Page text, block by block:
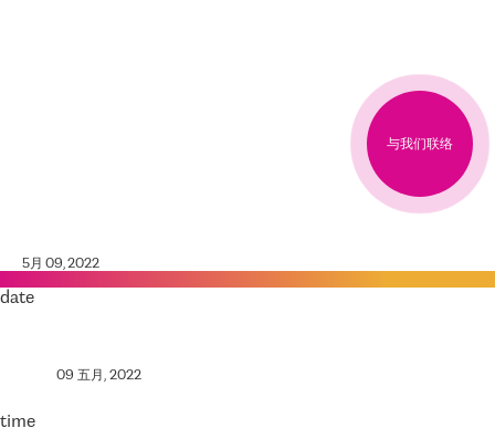
5月 09, 2022
与我们联络
date
09 五月, 2022
time